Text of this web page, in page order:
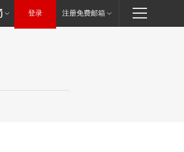
登录 注册免费邮箱